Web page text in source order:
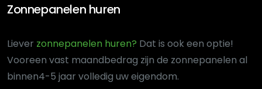
Zonnepanelen huren
Liever zonnepanelen huren? Dat is ook een optie!
Vooreen vast maandbedrag zijn de zonnepanelen al
binnen4-5 jaar volledig uw eigendom.